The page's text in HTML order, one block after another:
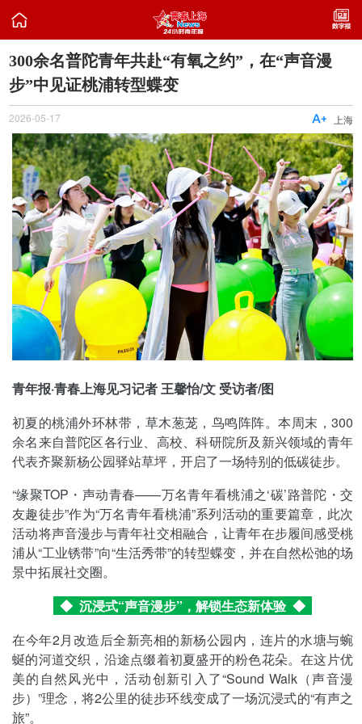

300余名普陀青年共赴“有氧之约”，在“声音漫
步”中见证桃浦转型蝶变
2026-05-17 上海

青年报·青春上海见习记者 王馨怡/文 受访者/图
初夏的桃浦外环林带，草木葱茏，鸟鸣阵阵。本周末，300
余名来自普陀区各行业、高校、科研院所及新兴领域的青年
代表齐聚新杨公园驿站草坪，开启了一场特别的低碳徒步。
“缘聚TOP・声动青春——万名青年看桃浦之‘碳’路普陀・交
友趣徒步”作为“万名青年看桃浦”系列活动的重要篇章，此次
活动将声音漫步与青年社交相融合，让青年在步履间感受桃
浦从“工业锈带”向“生活秀带”的转型蝶变，并在自然松弛的场
景中拓展社交圈。
◆ 沉浸式“声音漫步”，解锁生态新体验 ◆
在今年2月改造后全新亮相的新杨公园内，连片的水塘与蜿
蜒的河道交织，沿途点缀着初夏盛开的粉色花朵。在这片优
美的自然风光中，活动创新引入了“Sound Walk（声音漫
步）”理念，将2公里的徒步环线变成了一场沉浸式的“有声之
旅”。